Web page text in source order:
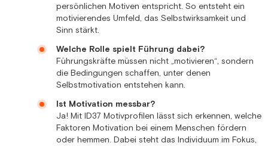
persönlichen Motiven entspricht. So entsteht ein
motivierendes Umfeld, das Selbstwirksamkeit und
Sinn stärkt.
Welche Rolle spielt Führung dabei?
Führungskräfte müssen nicht „motivieren“, sondern
die Bedingungen schaffen, unter denen
Selbstmotivation entstehen kann.
Ist Motivation messbar?
Ja! Mit ID37 Motivprofilen lässt sich erkennen, welche
Faktoren Motivation bei einem Menschen fördern
oder hemmen. Dabei steht das Individuum im Fokus,